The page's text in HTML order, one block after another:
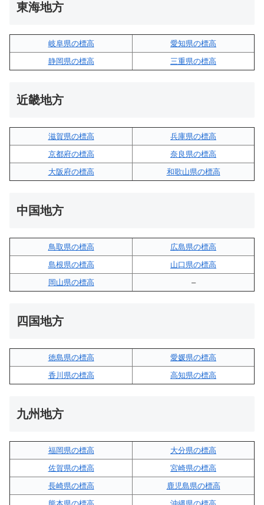
東海地方
岐阜県の標高
愛知県の標高
静岡県の標高
三重県の標高
近畿地方
滋賀県の標高
兵庫県の標高
京都府の標高
奈良県の標高
大阪府の標高
和歌山県の標高
中国地方
鳥取県の標高
広島県の標高
島根県の標高
山口県の標高
岡山県の標高
–
四国地方
徳島県の標高
愛媛県の標高
香川県の標高
高知県の標高
九州地方
福岡県の標高
大分県の標高
佐賀県の標高
宮崎県の標高
長崎県の標高
鹿児島県の標高